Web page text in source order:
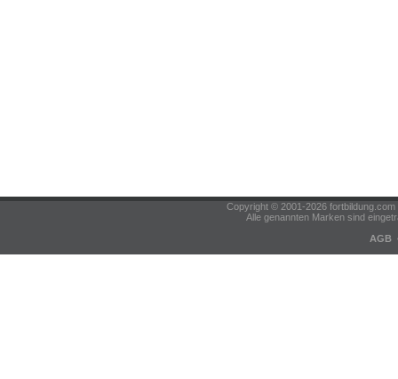
Copyright © 2001-2026
Alle genannten Marken sind
AGB